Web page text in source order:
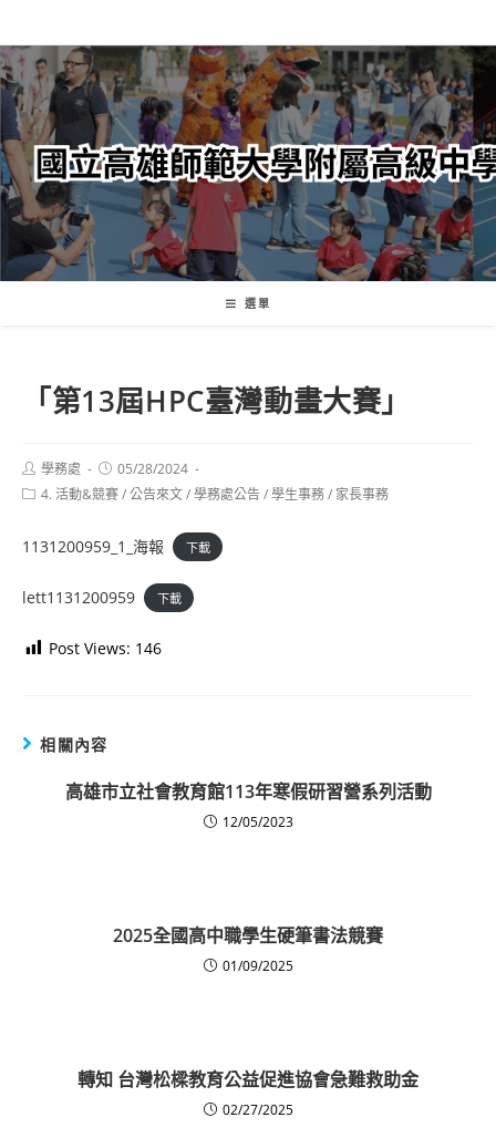
轉
至
主
內
容
選單
「第13屆HPC臺灣動畫大賽」
Post
author:
學務處
Post
published:
05/28/2024
Post4. 活動&競賽/公告來文/學務處公告/學生事務/ 家長事務
1131200959_1_海報 下載
lett1131200959 下載
Post Views: 146
相關內容
高雄市立社會教育館113年寒假研習營系列活動
12/05/2023
2025全國高中職學生硬筆書法競賽
01/09/2025
轉知 台灣松樑教育公益促進協會急難救助金
02/27/2025